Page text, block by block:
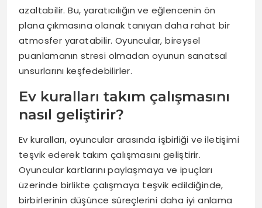
azaltabilir. Bu, yaratıcılığın ve eğlencenin ön
plana çıkmasına olanak tanıyan daha rahat bir
atmosfer yaratabilir. Oyuncular, bireysel
puanlamanın stresi olmadan oyunun sanatsal
unsurlarını keşfedebilirler.
Ev kuralları takım çalışmasını
nasıl geliştirir?
Ev kuralları, oyuncular arasında işbirliği ve iletişimi
teşvik ederek takım çalışmasını geliştirir.
Oyuncular kartlarını paylaşmaya ve ipuçları
üzerinde birlikte çalışmaya teşvik edildiğinde,
birbirlerinin düşünce süreçlerini daha iyi anlama